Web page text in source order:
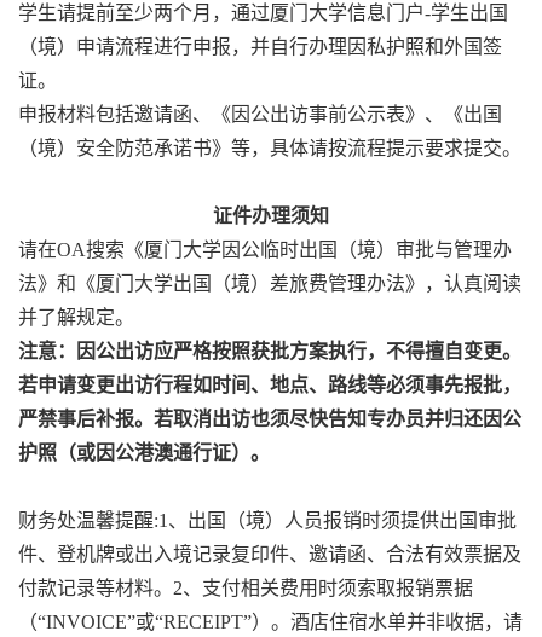
学生请提前至少两个月，通过厦门大学信息门户-学生出国
（境）申请流程进行申报，并自行办理因私护照和外国签
证。
申报材料包括邀请函、《因公出访事前公示表》、《出国
（境）安全防范承诺书》等，具体请按流程提示要求提交。
证件办理须知
请在OA搜索《厦门大学因公临时出国（境）审批与管理办
法》和《厦门大学出国（境）差旅费管理办法》，认真阅读
并了解规定。
注意：因公出访应严格按照获批方案执行，不得擅自变更。
若申请变更出访行程如时间、地点、路线等必须事先报批，
严禁事后补报。若取消出访也须尽快告知专办员并归还因公
护照（或因公港澳通行证）。
财务处温馨提醒:1、出国（境）人员报销时须提供出国审批
件、登机牌或出入境记录复印件、邀请函、合法有效票据及
付款记录等材料。2、支付相关费用时须索取报销票据
（“INVOICE”或“RECEIPT”）。酒店住宿水单并非收据，请